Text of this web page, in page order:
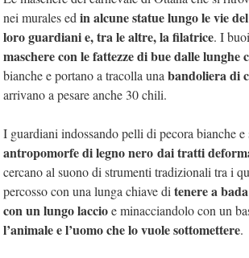
nei murales edin alcune statue lungo le vie
loro guardiani e, tra le altre, la filatrice. I
maschere con le fattezze di buedalle lunghe
bianche e portano a tracolla unabandoliera di
arrivano a pesare anche 30 chili.
I guardiani indossando pelli di pecora bianche
antropomorfe di legno nero dai tratti
cercano al suono di strumenti tradizionali tra i
percosso con una lunga chiave ditenere a
con un lungo laccioe minacciandolo con un
l’animale e l’uomo che lo vuole sottomettere.